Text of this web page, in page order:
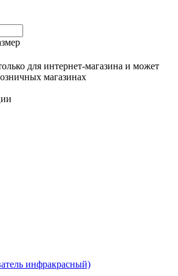
для интернет-магазина и может
магазинах
инфракрасный)